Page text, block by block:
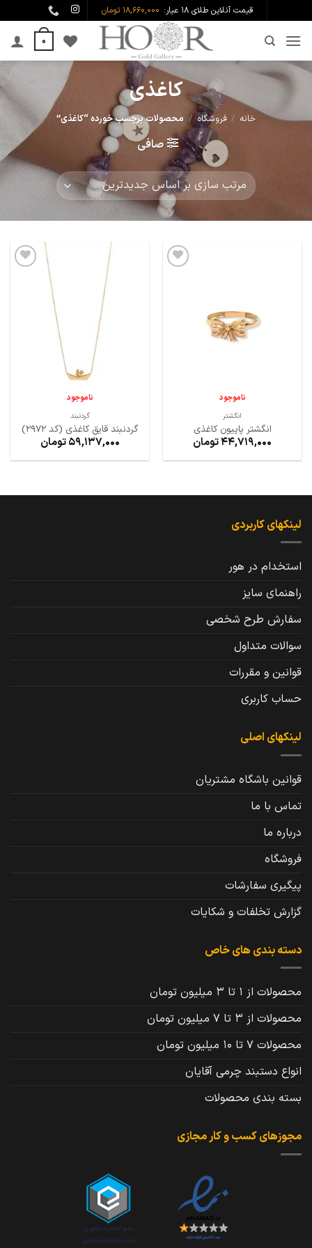
to
content
قیمت آنلاین طلای ۱۸ عیار: 18,660,000 تومان
0
کاغذی
خانه / فروشگاه / محصولات برچسب خورده “کاغذی”
صافی
ناموجود
انگشتر
انگشتر پاپیون کاغذی
44,719,000تومان
ناموجود
گردنبند
گردنبند قایق کاغذی (کد 2972)
59,137,000 تومان
لینکهای کاربردی
استخدام در هور
راهنمای سایز
سفارش طرح شخصی
سوالات متداول
قوانین و مقررات
حساب کاربری
لینکهای اصلی
قوانین باشگاه مشتریان
تماس با ما
درباره ما
فروشگاه
پیگیری سفارشات
گزارش تخلفات و شکایات
دسته بندی های خاص
محصولات از 1 تا 3 میلیون تومان
محصولات از 3 تا 7 میلیون تومان
محصولات 7 تا 10 میلیون تومان
انواع دستبند چرمی آقایان
بسته بندی محصولات
مجوزهای کسب و کار مجازی